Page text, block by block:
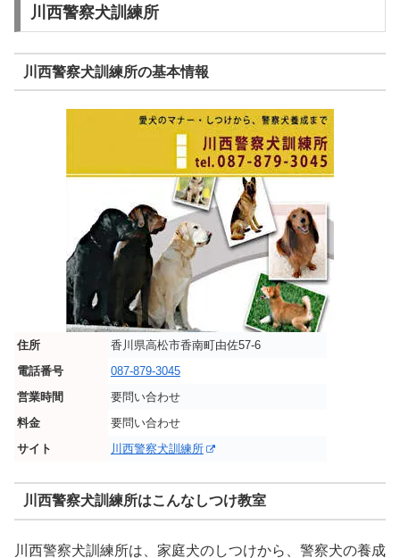
川西警察犬訓練所
川西警察犬訓練所の基本情報
住所
香川県高松市香南町由佐57-6
電話番号
087-879-3045
営業時間
要問い合わせ
料金
要問い合わせ
サイト
川西警察犬訓練所
川西警察犬訓練所はこんなしつけ教室
川西警察犬訓練所は、家庭犬のしつけから、警察犬の養成